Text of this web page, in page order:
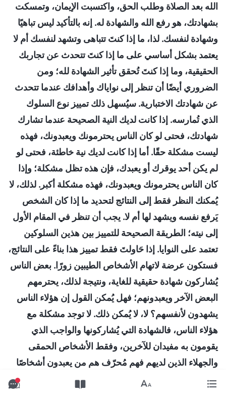
الله بعد الصلاة وطلب الحق، واكتسبت الإيمان، وتمسكت
بشهادتك، هو رفع الله والشهادة له. إنه بالتأكيد ليس تباهيًا
وشهادة لنفسك. لذا، ما إذا كنتَ تتباهى وتشهد لنفسك أم لا
يعتمد بشكل أساسي على ما إذا كنتَ تتحدث عن تجاربك
الحقيقية، وما إذا كنتَ تُحقق تأثير الشهادة لله؛ ومن
الضروري أيضًا أن تنظر إلى نواياك وأهدافك عندما تتحدث
عن شهادتك الاختبارية. سيُسهل ذلك تمييز نوع السلوك
الذي تُمارسه. إذا كانت لديك النية الصحيحة عندما تشارك
شهادتك، فحتى لو كان الناس يحترمونك ويعبدونك، فهذه
ليست مشكلة حقًا. أما إذا كانت لديك نية خاطئة، فحتى لو
لم يكن أحد يوقرك أو يعبدك، فإن هذه تظل مشكلة؛ وإذا
كان الناس يحترمونك ويعبدونك، فهذه مشكلة أكبر. لذلك، لا
يُمكنك النظر فقط إلى النتائج لتحديد ما إذا كان الشخص
يَرفع نفسه ويشهد لها أم لا. يجب أن تنظر في المقام الأول
إلى نيته؛ الطريقة الصحيحة للتمييز بين هذين السلوكين
تعتمد على النوايا. إذا حَاولتَ فقط تمييز هذا بناءً على النتائج،
فستكون عرضة لاتهام الأشخاص الطيبين زورًا. بعض الناس
يُشاركون شهادة حقيقية للغاية، ونتيجة لذلك، يحترمهم
البعض الآخر ويعبدونهم؛ فهل يُمكن القول إن هؤلاء الناس
يشهدون لأنفسهم؟ لا، لا يُمكن ذلك. لا توجد مشكلة مع
هؤلاء الناس، فالشهادة التي يُشاركونها والواجب الذي
يقومون به مفيدان للآخرين، وفقط الأشخاص الحمقى
والجهلاء الذين لديهم فهم مُحرّف هم من يعبدون أشخاصًا
آخرين. إن مُفتاح تمييز ما إذا كان الناس يَرفعون أنفسهم